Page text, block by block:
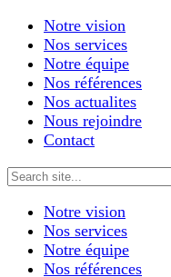
Notre vision
Nos services
Notre équipe
Nos références
Nos actualites
Nous rejoindre
Contact
Notre vision
Nos services
Notre équipe
Nos références